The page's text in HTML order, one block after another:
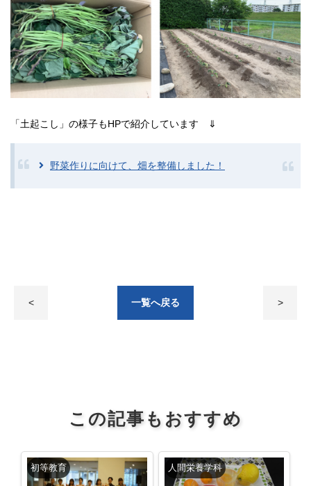
「土起こし」の様子もHPで紹介しています ⇓
野菜作りに向けて、畑を整備しました！
< 一覧へ戻る >
この記事もおすすめ
初等教育 人間栄養学科